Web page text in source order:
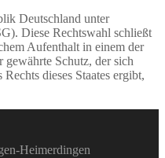
Deutschland unter
Diese Rechtswahl schließt
Aufenthalt in einem der
gewährte Schutz, der sich
dieses Staates ergibt,
Heimerdingen